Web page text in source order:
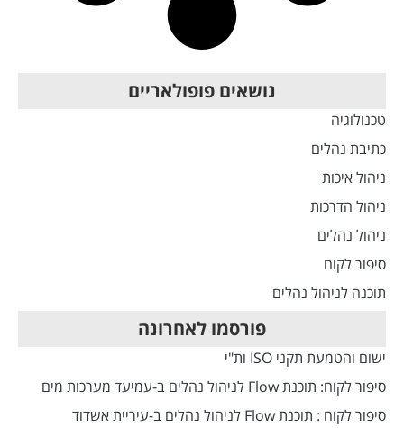
נושאים פופולאריים
טכנולוגיה
כתיבת נהלים
ניהול איכות
ניהול הדרכות
ניהול נהלים
סיפור לקוח
תוכנה לניהול נהלים
פורסמו לאחרונה
ישום והטמעת תקני ISO ות"י
סיפור לקוח: תוכנת Flow לניהול נהלים ב-עמיעד מערכות מים
סיפור לקוח : תוכנת Flow לניהול נהלים ב-עיריית אשדוד